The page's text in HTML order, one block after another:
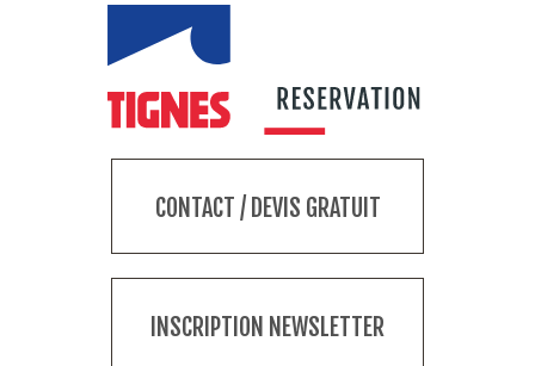
CONTACT / DEVIS GRATUIT
INSCRIPTION NEWSLETTER